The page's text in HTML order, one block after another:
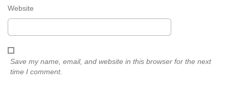
Website
Save my name, email, and website in this browser for the next
time I comment.